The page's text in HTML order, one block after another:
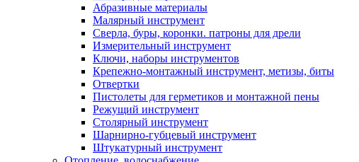
Абразивные материалы
Малярный инструмент
Сверла, буры, коронки. патроны для дрели
Измерительный инструмент
Ключи, наборы инструментов
Крепежно-монтажный инструмент, метизы, биты
Отвертки
Пистолеты для герметиков и монтажной пены
Режущий инструмент
Столярный инструмент
Шарнирно-губцевый инструмент
Штукатурный инструмент